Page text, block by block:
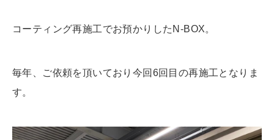
コーティング再施工でお預かりしたN-BOX。
毎年、ご依頼を頂いており今回6回目の再施工となりま
す。